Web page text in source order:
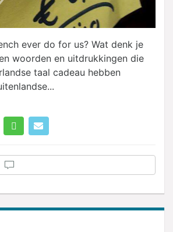
ever do for us? Wat denk je
woorden en uitdrukkingen die
taal cadeau hebben